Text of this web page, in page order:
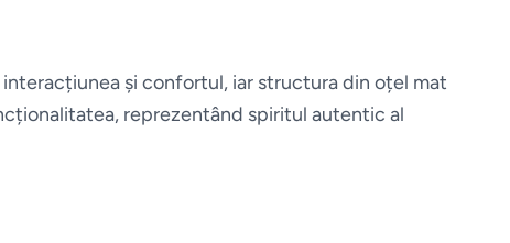
și confortul, iar structura din oțel mat
reprezentând spiritul autentic al